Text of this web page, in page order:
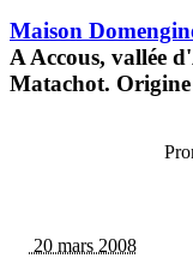
Maison
A Accous, vallée
Matachot.
20 mars 2008